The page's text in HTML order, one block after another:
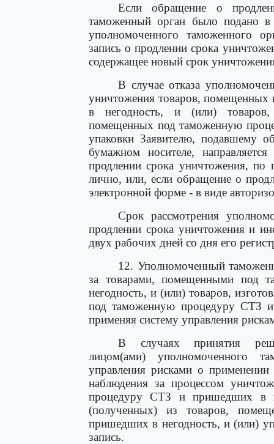
Если обращение о
таможенный орган было подано
уполномоченного таможенного
запись о продлении срока
содержащее новый срок
В случае отказа
уничтожения товаров,
в негодность, и (или) товаров,
помещенных под таможенную
упаковки Заявителю, подавшему
бумажном носителе,
продлении срока уничтожения, по
лично, или, если обращение о
электронной форме - в виде
Срок рассмотрения
продлении срока уничтожения и
двух рабочих дней со дня его
12. Уполномоченный
за товарами, помещенными под
негодность, и (или) товаров,
под таможенную процедуру СТЗ
применяя систему управления
В случаях принятия
лицом(ами) уполномоченного
управления рисками о
наблюдения за процессом
процедуру СТЗ и пришедших в
(полученных) из товаров,
пришедших в негодность, и (или)
запись.